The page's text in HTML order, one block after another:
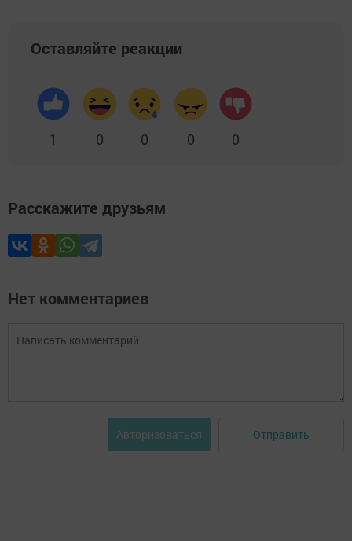
Оставляйте реакции
1 0 0 0 0
Расскажите друзьям
Нет комментариев
Авторизоваться Отправить